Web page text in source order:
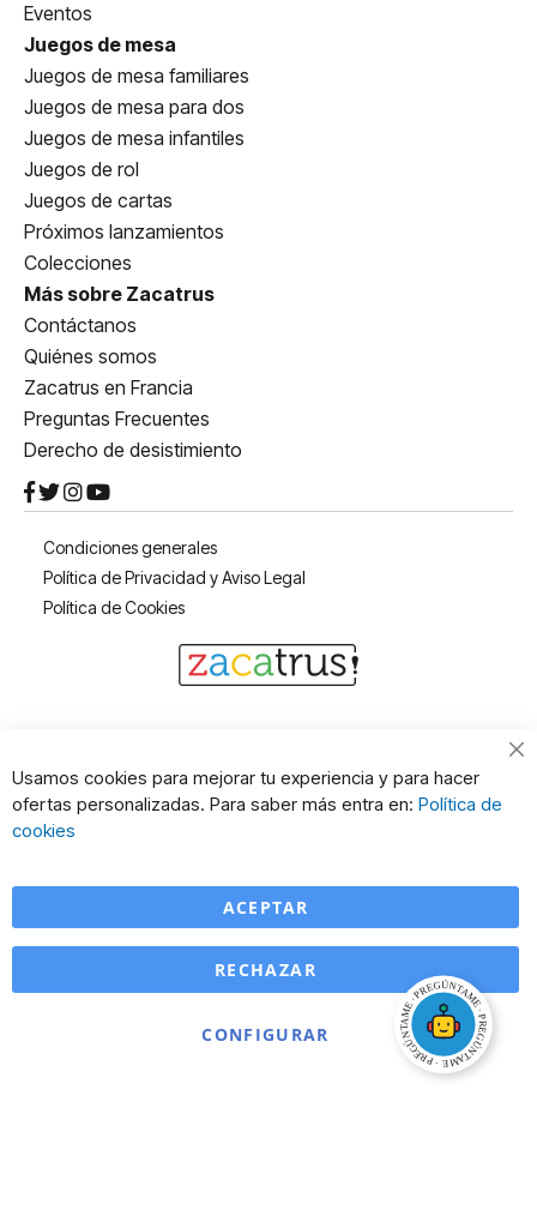
Eventos
Juegos de mesa
Juegos de mesa familiares
Juegos de mesa para dos
Juegos de mesa infantiles
Juegos de rol
Juegos de cartas
Próximos lanzamientos
Colecciones
Más sobre Zacatrus
Contáctanos
Quiénes somos
Zacatrus en Francia
Preguntas Frecuentes
Derecho de desistimiento
Condiciones generales
Política de Privacidad y Aviso Legal
Política de Cookies
Usamos cookies para mejorar tu experiencia y para hacer
ofertas personalizadas. Para saber más entra en: Política de
cookies
ACEPTAR
CONFIGURAR
RECHAZAR